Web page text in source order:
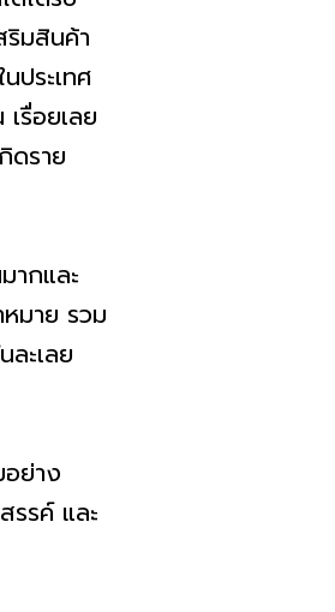
มสินค้า
ประเทศ
รื่อยเลย
ดราย
กและ
มาย รวม
ะเลย
ย่าง
รรค์ และ